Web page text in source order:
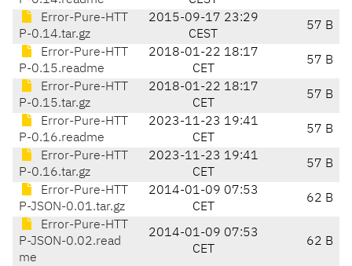
Error-Pure-HTT
P-0.14.tar.gz
2015-09-17 23:29
CEST
57 B
Error-Pure-HTT
P-0.15.readme
2018-01-22 18:17
CET
57 B
Error-Pure-HTT
P-0.15.tar.gz
2018-01-22 18:17
CET
57 B
Error-Pure-HTT
P-0.16.readme
2023-11-23 19:41
CET
57 B
Error-Pure-HTT
P-0.16.tar.gz
2023-11-23 19:41
CET
57 B
Error-Pure-HTT
P-JSON-0.01.tar.gz
2014-01-09 07:53
CET
62 B
Error-Pure-HTT
P-JSON-0.02.read
me
2014-01-09 07:53
CET
62 B